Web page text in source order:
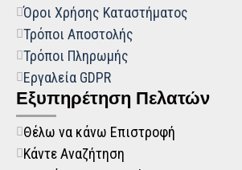
Όροι Χρήσης Καταστήματος
Τρόποι Αποστολής
Τρόποι Πληρωμής
Εργαλεία GDPR
Εξυπηρέτηση Πελατών
Θέλω να κάνω Επιστροφή
Κάντε Αναζήτηση